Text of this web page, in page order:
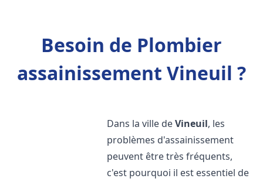
Besoin de Plombier
assainissement Vineuil ?
Dans la ville deVineuil, les
problèmes d'assainissement
peuvent être très fréquents,
c'est pourquoi il est essentiel de